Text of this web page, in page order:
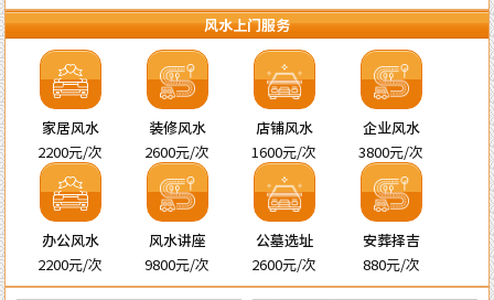
风水上门服务
家居风水
2200元/次
装修风水
2600元/次
店铺风水
1600元/次
企业风水
3800元/次
办公风水
2200元/次
风水讲座
9800元/次
公墓选址
2600元/次
安葬择吉
880元/次